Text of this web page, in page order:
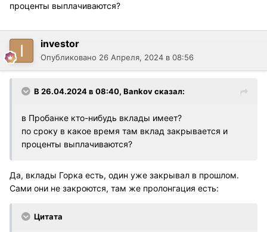
проценты выплачиваются?
investor
Опубликовано 26 Апреля, 2024 в 08:56
В 26.04.2024 в 08:40, Bankovсказал:
в Пробанке кто-нибудь вклады имеет?
по сроку в какое время там вклад закрывается и
проценты выплачиваются?
Да, вклады Горка есть, один уже закрывал в прошлом.
Сами они не закроются, там же пролонгация есть:
Цитата